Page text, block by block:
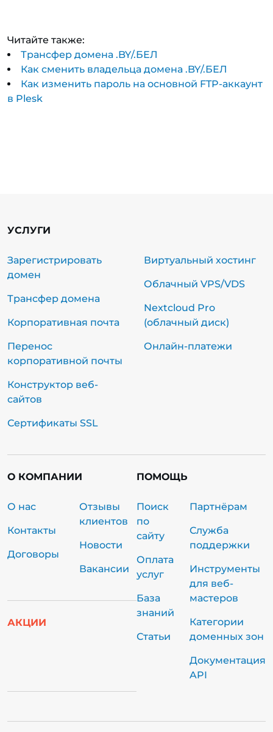
Читайте также:
Трансфер домена .BY/.БЕЛ
Как сменить владельца домена .BY/.БЕЛ
Как изменить пароль на основной FTP-аккаунт
в Plesk
УСЛУГИ
Зарегистрировать
домен
Трансфер домена
Корпоративная почта
Перенос
корпоративной почты
Конструктор веб-
сайтов
Сертификаты SSL
Виртуальный хостинг
Облачный VPS/VDS
Nextcloud Pro
(облачный диск)
Онлайн-платежи
О КОМПАНИИ
О нас
Контакты
Договоры
Отзывы
клиентов
Новости
Вакансии
АКЦИИ
ПОМОЩЬ
Поиск
по
сайту
Оплата
услуг
База
знаний
Статьи
Партнёрам
Служба
поддержки
Инструменты
для веб-
мастеров
Категории
доменных зон
Документация
API